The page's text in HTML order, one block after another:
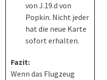
von J.19.d von
Popkin. Nicht jeder
hat die neue Karte
sofort erhalten.
Fazit:
Wenn das Flugzeug